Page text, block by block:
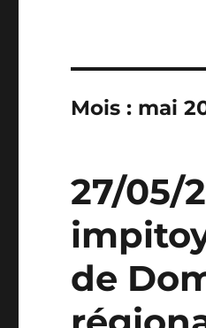
Mois : mai
27/05/
de